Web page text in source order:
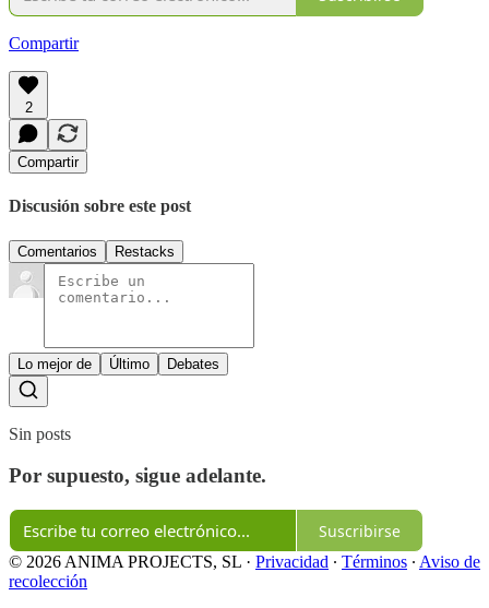
Compartir
2
Compartir
Discusión sobre este post
Comentarios Restacks
Lo mejor de Último Debates
Sin posts
Por supuesto, sigue adelante.
Suscribirse
© 2026 ANIMA PROJECTS, SL · Privacidad ∙ Términos ∙ Aviso de
recolección